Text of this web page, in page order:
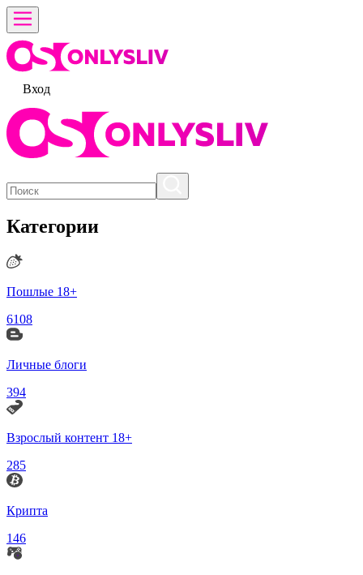
Вход
Категории
Пошлые 18+
6108
Личные блоги
394
Взрослый контент 18+
285
Крипта
146